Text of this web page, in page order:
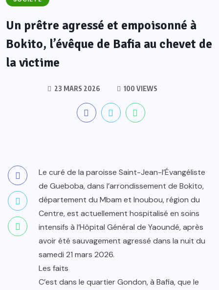
Un prêtre agressé et empoisonné à
Bokito, l’évêque de Bafia au chevet de
la victime
23 MARS 2026 100 VIEWS
Le curé de la paroisse Saint-Jean-l’Évangéliste
de Gueboba, dans l’arrondissement de Bokito,
département du Mbam et Inoubou, région du
Centre, est actuellement hospitalisé en soins
intensifs à l’Hôpital Général de Yaoundé, après
avoir été sauvagement agressé dans la nuit du
samedi 21 mars 2026.
Les faits
C’est dans le quartier Gondon, à Bafia, que le